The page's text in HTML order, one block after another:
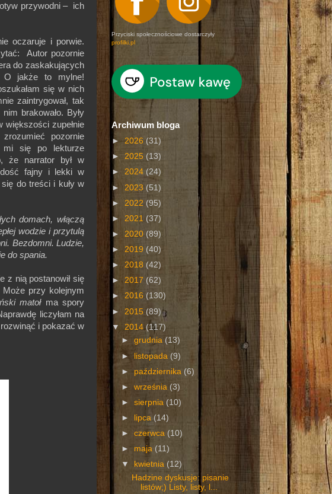
przywodni – ich
oczaruje i porwie.
Autor pozornie
do zaskakujących
O jakże to mylne!
się w nich
zaintrygował, tak
brakowało. Były
większości zupełnie
pozornie
mi się po lekturze
że narrator był w
dość fajny i lekki w
do treści i kuły w
domach, włączą
wodzie i przytulą
Bezdomni. Ludzie,
do spania.
z nią postanowił się
przy kolejnym
matołma spory
liczyłam na
i pokazać w
Przyciski społecznościowe dostarczyły
profilki.pl
Archiwum bloga
► 2026 (31)
► 2025 (13)
► 2024 (24)
► 2023 (51)
► 2022 (95)
► 2021 (37)
► 2020 (89)
► 2019 (40)
► 2018 (42)
► 2017 (62)
► 2016 (130)
► 2015 (89)
▼ 2014(117)
►grudnia (13)
► listopada (9)
► października (6)
►września(3)
►sierpnia (10)
►
lipca(14)
►czerwca (10)
► maja (11)
▼
kwietnia (12)
Hadzine dyskusje: pisanie
listów;) Listy, listy, l...